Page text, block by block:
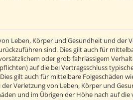
Leben, Körper und Gesundheit und
sind. Dies gilt auch für
oder grob fahrlässigem
auf die bei Vertragsschluss
gilt auch für mittelbare Folgeschäden
Verletzung von Leben, Körper und
und im Übrigen der Höhe nach auf